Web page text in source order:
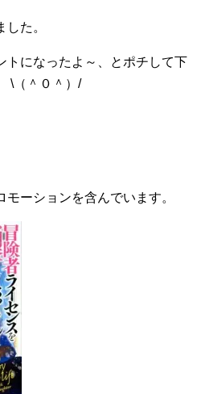
した。
トになったよ～、とポチして下
\（＾０＾）/
ーションを含んでいます。